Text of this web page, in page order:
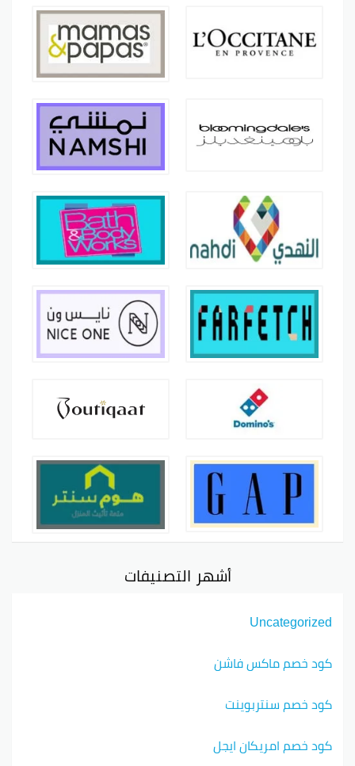
أشهر التصنيفات
Uncategorized
كود خصم ماكس فاشن
كود خصم سنتربوينت
كود خصم امريكان ايجل